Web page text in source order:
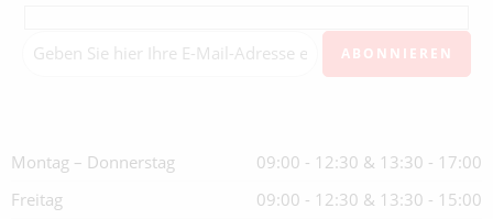
Montag – Donnerstag
09:00 - 12:30 & 13:30 - 17:00
Freitag
09:00 - 12:30 & 13:30 - 15:00